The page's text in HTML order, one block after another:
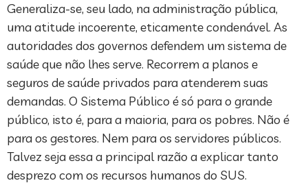
Generaliza-se, seu lado, na administração pública,
uma atitude incoerente, eticamente condenável. As
autoridades dos governos defendem um sistema de
saúde que não lhes serve. Recorrem a planos e
seguros de saúde privados para atenderem suas
demandas. O Sistema Público é só para o grande
público, isto é, para a maioria, para os pobres. Não é
para os gestores. Nem para os servidores públicos.
Talvez seja essa a principal razão a explicar tanto
desprezo com os recursos humanos do SUS.